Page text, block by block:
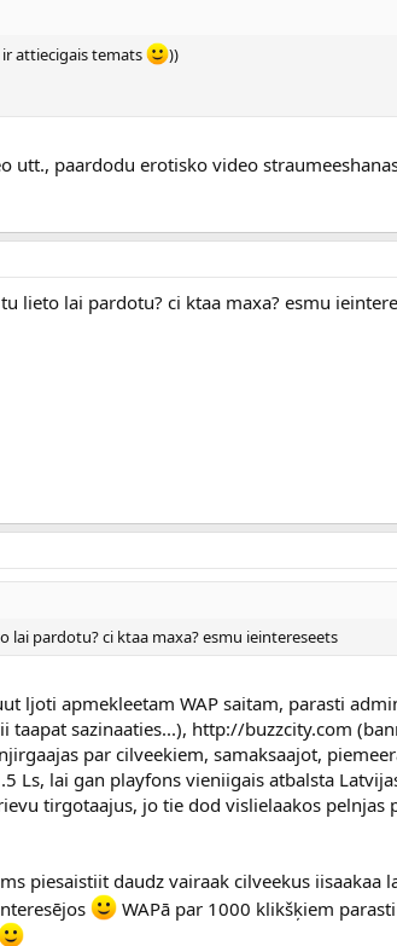
attiecigais temats
))
utt., paardodu erotisko video
lieto lai pardotu? ci ktaa maxa? esmu
pardotu? ci ktaa maxa? esmu ieintereseets
ljoti apmekleetam WAP saitam, parasti
sazinaaties...), http://buzzcity.com
par cilveekiem, samaksaajot,
Ls, lai gan playfons vieniigais atbalsta
tirgotaajus, jo tie dod vislielaakos pelnjas
piesaistiit daudz vairaak cilveekus iisaakaa
WAPā par 1000 klikšķiem